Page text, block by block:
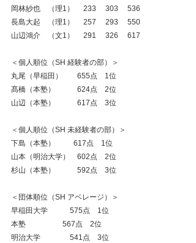
岡林紗也    （理1）　 233　 303　 536
長島大起    （理1）　 257　 293　 550
山辺鴻介    （文1）　 291　 326　 617
＜個人順位（SH 経験者の部）＞
丸尾（早稲田）　　655点　1位
髙橋（本塾）　　　624点　2位
山辺（本塾）　　　617点　3位
＜個人順位（SH 未経験者の部）＞
下島（本塾）　　  617点　1位
山本（明治大学）　602点　2位
杉山（本塾）　　　592点　3位
＜団体順位（SH アベレージ）＞
早稲田大学　　    575点　1位
本塾　　　        567点　2位
明治大学　　　    541点　3位